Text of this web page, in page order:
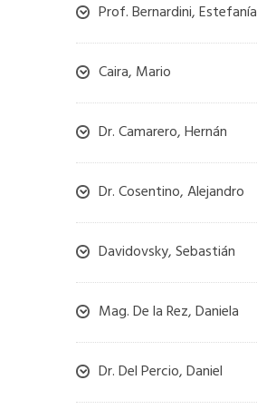
Prof. Bernardini, Estefanía
Caira, Mario
Dr. Camarero, Hernán
Dr. Cosentino, Alejandro
Davidovsky, Sebastián
Mag. De la Rez, Daniela
Dr. Del Percio, Daniel